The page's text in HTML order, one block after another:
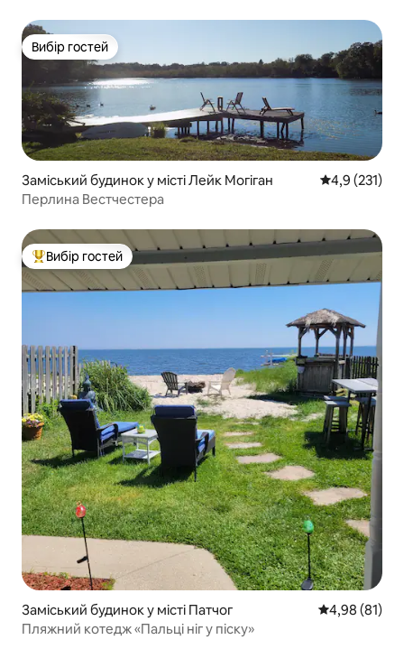
Вибір гостей
Вибір гостей
Заміський будинок у місті Лейк Могіган Середня
4,9 (231)
Перлина Вестчестера
Топ вибір гостей
Вибір гостей
Заміський будинок у місті Патчог Середня
4,98 (81)
Пляжний котедж «Пальці ніг у піску»